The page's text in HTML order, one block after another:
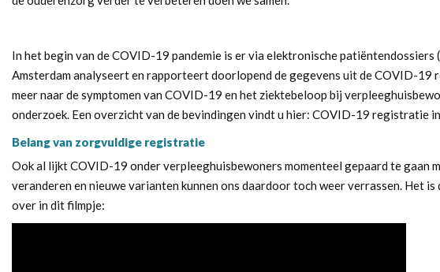
In het begin van de COVID-19 pandemie is er via elektronische
Amsterdam analyseert en rapporteert doorlopend de gegevens uit de COVID-
meer naar de symptomen van COVID-19 en het ziektebeloop bij
onderzoek. Een overzicht van de bevindingen vindt u hier: COVID-19 registratie in
Belang van zorgvuldige registratie
Ook al lijkt COVID-19 onder verpleeghuisbewoners momenteel gepaard te gaan
veranderen en nieuwe varianten kunnen ons daardoor toch weer verrassen. Het
over in dit filmpje: